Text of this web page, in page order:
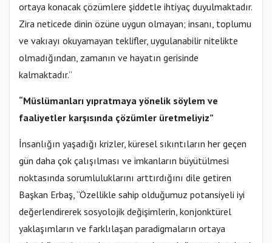
ortaya konacak çözümlere şiddetle ihtiyaç duyulmaktadır.
Zira neticede dinin özüne uygun olmayan; insanı, toplumu
ve vakıayı okuyamayan teklifler, uygulanabilir nitelikte
olmadığından, zamanın ve hayatın gerisinde
kalmaktadır.”
“Müslümanları yıpratmaya yönelik söylem ve
faaliyetler karşısında çözümler üretmeliyiz”
İnsanlığın yaşadığı krizler, küresel sıkıntıların her geçen
gün daha çok çalışılması ve imkanların büyütülmesi
noktasında sorumluluklarını arttırdığını dile getiren
Başkan Erbaş, “Özellikle sahip olduğumuz potansiyeli iyi
değerlendirerek sosyolojik değişimlerin, konjonktürel
yaklaşımların ve farklılaşan paradigmaların ortaya